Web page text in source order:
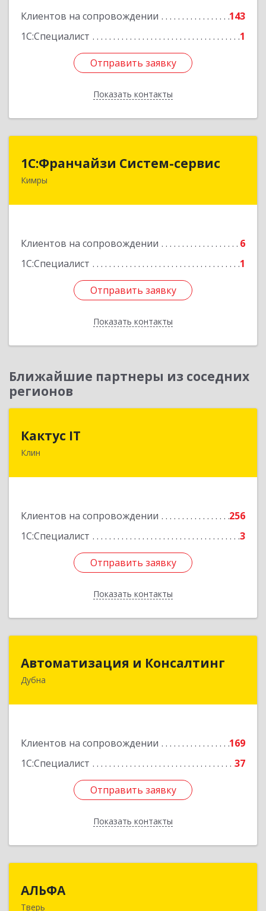
Клиентов на сопровождении
143
1С:Специалист
1
Отправить заявку
Показать контакты
Отправить заявку
Назад
1С:Франчайзи Систем-сервис
Кимры
Клиентов на сопровождении
6
1С:Специалист
1
Отправить заявку
Показать контакты
1С:Франчайзи Систем-сервис
Отправить заявку
Назад
Ближайшие партнеры из соседних
регионов
Кактус IT
Клин
Клиентов на сопровождении
256
1С:Специалист
3
Отправить заявку
Показать контакты
Отправить заявку
Назад
Автоматизация и Консалтинг
Дубна
Клиентов на сопровождении
169
1С:Специалист
37
Отправить заявку
Показать контакты
141983, Московская обл, г.о.Дубна, Дубна г,
Отправить заявку
Назад
АЛЬФА
Тверь